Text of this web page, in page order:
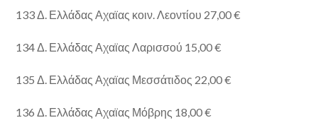
133 Δ. Ελλάδας Αχαϊας κοιν. Λεοντίου 27,00 €
134 Δ. Ελλάδας Αχαϊας Λαρισσού 15,00 €
135 Δ. Ελλάδας Αχαϊας Μεσσάτιδος 22,00 €
136 Δ. Ελλάδας Αχαϊας Μόβρης 18,00 €